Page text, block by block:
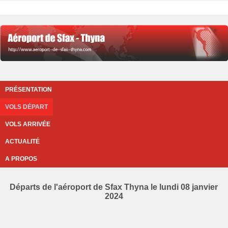
PRÉSENTATION
VOLS DÉPART
VOLS ARRIVÉE
ACTUALITÉ
A PROPOS
Départs de l'aéroport de Sfax Thyna le lundi 08 janvier
2024